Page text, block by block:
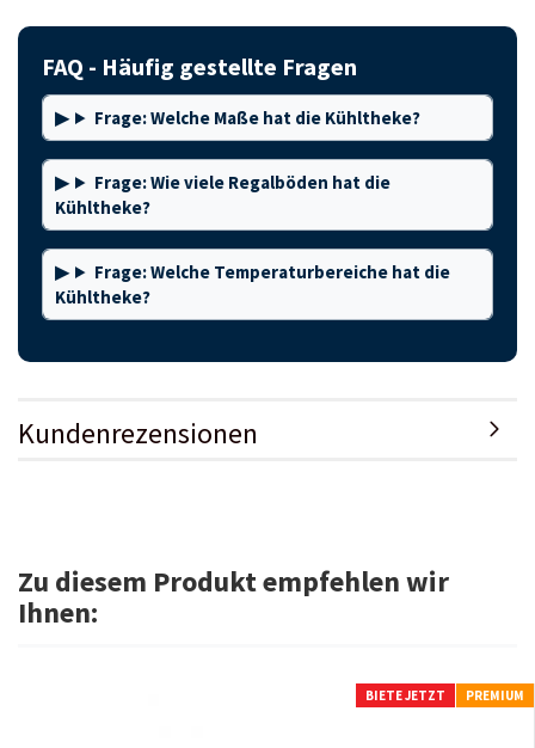
FAQ - Häufig gestellte Fragen
Frage: Welche Maße hat die Kühltheke?
Frage: Wie viele Regalböden hat die
Kühltheke?
Frage: Welche Temperaturbereiche hat die
Kühltheke?
Kundenrezensionen
Zu diesem Produkt empfehlen wir
Ihnen:
BIETE JETZT PREMIUM